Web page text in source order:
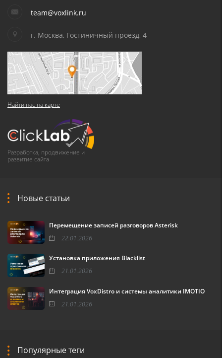
team@voxlink.ru
г. Москва, Гостиничный проезд, 4
Найти нас на карте
Разработка, продвижение и
развитие сайта
Новые статьи
Перемещение записей разговоров Asterisk
22.01.2026
Установка приложения Blacklist
21.01.2026
Интеграция VoxDistro и системы аналитики IMOTIO
21.01.2026
Популярные теги